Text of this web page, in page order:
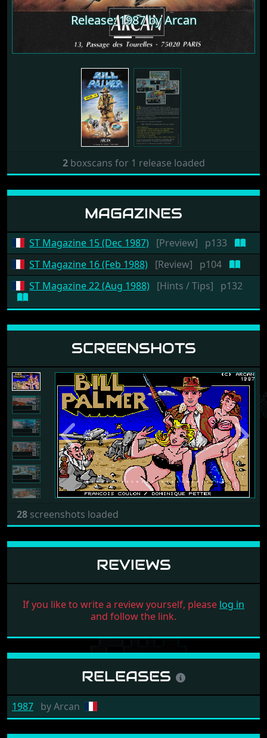
Release: 1987 by Arcan
2boxscans for 1 release loaded
MAGAZINES
ST Magazine 15 (Dec 1987) [Preview]
p133
ST Magazine 16 (Feb 1988)
[Review]
p104
ST Magazine 22 (Aug 1988)
[Hints / Tips] p132
SCREENSHOTS
Previous Next
28 screenshots loaded
REVIEWS
If you like to write a review yourself, please log in
and follow the link.
RELEASES
1987 byArcan